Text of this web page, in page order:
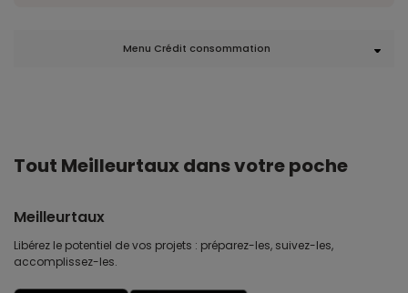
Menu Crédit consommation
Tout Meilleurtaux dans votre poche
Meilleurtaux
Libérez le potentiel de vos projets : préparez-les, suivez-les,
accomplissez-les.